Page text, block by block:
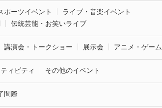
ポーツイベント
ライブ・音楽イベント
伝統芸能・お笑いライブ
講演会・トークショー 展示会 アニメ・ゲーム
ィビティ その他のイベント
間際